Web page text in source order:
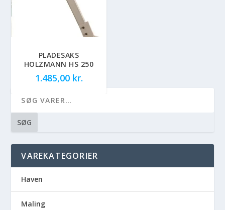
PLADESAKS
HOLZMANN HS 250
1.485,00 kr.
SØG
VAREKATEGORIER
Haven
Maling